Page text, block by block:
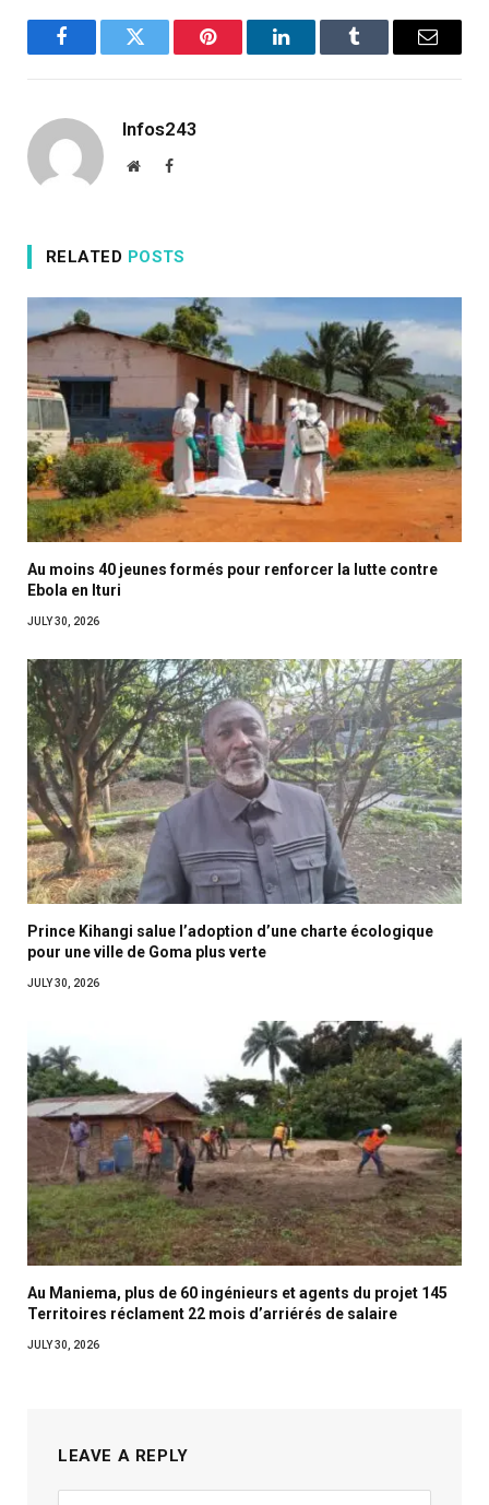
FacebookTwitter Pinterest LinkedInTumblr Email
Infos243
WebsiteFacebook
RELATED POSTS
Au moins 40 jeunes formés pour renforcer la lutte contre
Ebola en Ituri
JULY 30, 2026
Prince Kihangi salue l’adoption d’une charte écologique
pour une ville de Goma plus verte
JULY 30, 2026
Au Maniema, plus de 60 ingénieurs et agents du projet 145
Territoires réclament 22 mois d’arriérés de salaire
JULY 30, 2026
LEAVE A REPLY